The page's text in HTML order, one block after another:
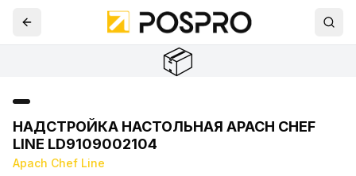
📦
НАДСТРОЙКА НАСТОЛЬНАЯ APACH CHEF
LINE LD9109002104
Apach Chef Line